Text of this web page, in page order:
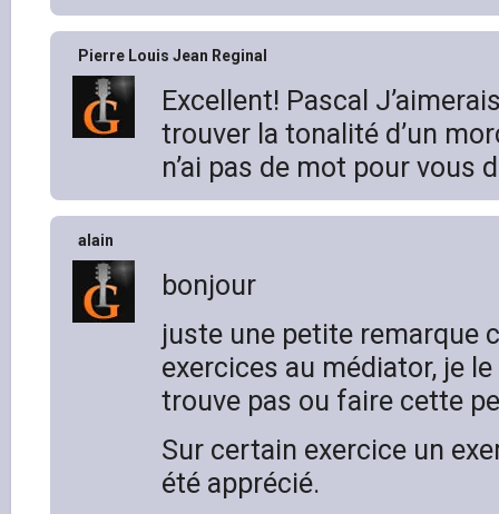
Pierre Louis Jean Reginal
Excellent! Pascal
trouver la tonalité d’un
n’ai pas de mot pour vous
alain
bonjour
juste une petite remarque
exercices au médiator, je
trouve pas ou faire cette
Sur certain exercice un
été apprécié.